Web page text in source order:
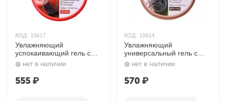
КОД: 15617
Увлажняющий
успокаивающий гель с
экстрактом томата 300
мл. Jigott
нет в наличии
555₽
КОД: 15614
Увлажняющий
универсальный гель с
муцином улитки 300 мл.
Jigott
нет в наличии
570₽